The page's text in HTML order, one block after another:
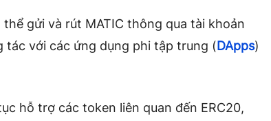
gửi và rút MATIC thông qua tài khoản
với các ứng dụng phi tập trung (DApps)
hỗ trợ các token liên quan đến ERC20,